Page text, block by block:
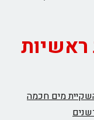
ראשיות
מים חכמה